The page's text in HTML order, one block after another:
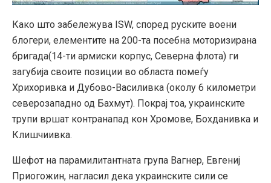
Како што забележува ISW, според руските воени
блогери, елементите на 200-та посебна моторизирана
бригада(14-ти армиски корпус, Северна флота) ги
загубија своите позиции во областа помеѓу
Хрихоривка и Дубово-Василивка (околу 6 километри
северозападно од Бахмут). Покрај тоа, украинските
трупи вршат контранапад кон Хромове, Бохданивка и
Клишчиивка.
Шефот на парамилитантната група Вагнер, Евгениј
Приогожин, нагласил дека украинските сили се